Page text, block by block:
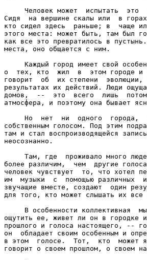
Человек может  испытать  это
Сидя  на вершине скалы или  в
кто сидел здесь  раньше; в  чаще
этого места: может быть, там был
как все это превратилось в
места, оно общается с ним.
Каждый город имеет свой
о  тех, кто  жил  в  этом городе и
говорит  об  их степени
результатах их действий. Люди
домов,  --  это  всего  лишь
атмосфера, и поэтому она бывает
Но  нет  ни  одного  города,
собственным голосом. Под этим
там и стал воспроизводящейся
неосознанно.
Там, где  проживало много
более различим,  чем  другие
человек чувствует  то, что хотел
им  музыки  с  помощью различных
звучащие вместе, создают  один
для того, кто может слышать их все
В особенности коллективная
ощутить ее, живет ли он в городке
прошлого и голоса настоящего, --
он  обладает своим особенным и
в этом  голосе.  Тот,  кто  может
говорит о своем прошлом, о своем